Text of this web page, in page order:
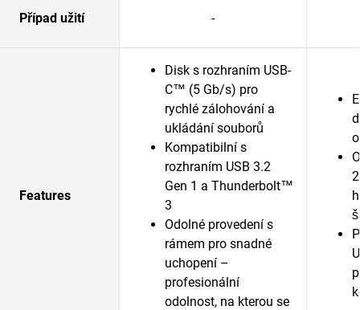
Případ užití -
Features
Disk s rozhraním USB-
C™ (5 Gb/s) pro
rychlé zálohování a
ukládání souborů
Kompatibilní s
rozhraním USB 3.2
Gen 1 a Thunderbolt™
3
Odolné provedení s
rámem pro snadné
uchopení –
profesionální
odolnost, na kterou se